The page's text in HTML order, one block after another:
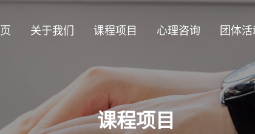
关于我们 课程项目 心理咨询 团体
课程项目